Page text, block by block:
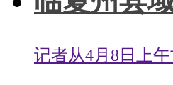
记者从4月8日上